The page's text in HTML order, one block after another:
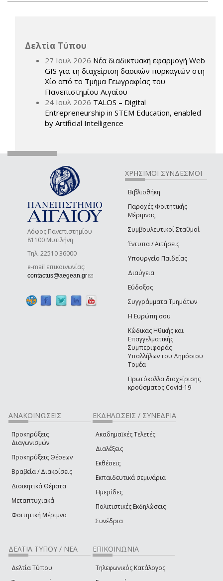
Δελτία Τύπου
27 Ιουλ 2026 Νέα διαδικτυακή εφαρμογή Web
GIS για τη διαχείριση δασικών πυρκαγιών στη
Χίο από το Τμήμα Γεωγραφίας του
Πανεπιστημίου Αιγαίου
24 Ιουλ 2026 TALOS – Digital
Entrepreneurship in STEM Education, enabled
by Artificial Intelligence
Λόφος Πανεπιστημίου
81100 Μυτιλήνη
Τηλ. 22510 36000
e-mail επικοινωνίας:
contactus@aegean.gr(link sends e-mail)
ΧΡΗΣΙΜΟΙ ΣΥΝΔΕΣΜΟΙ
Βιβλιοθήκη
Παροχές Φοιτητικής
Μέριμνας
Συμβουλευτικοί Σταθμοί
Έντυπα / Αιτήσεις
Υπουργείο Παιδείας
Διαύγεια
Εύδοξος
Συγγράμματα Τμημάτων
Η Ευρώπη σου
Κώδικας Ηθικής και
Επαγγελματικής
Συμπεριφοράς
Υπαλλήλων του Δημόσιου
Τομέα
Πρωτόκολλα διαχείρισης
κρούσματος Covid-19
ΑΝΑΚΟΙΝΩΣΕΙΣ
Προκηρύξεις
Διαγωνισμών
Προκηρύξεις Θέσεων
Βραβεία / Διακρίσεις
Διοικητικά Θέματα
Μεταπτυχιακά
Φοιτητική Μέριμνα
ΕΚΔΗΛΩΣΕΙΣ / ΣΥΝΕΔΡΙΑ
Ακαδημαϊκές Τελετές
Διαλέξεις
Εκθέσεις
Εκπαιδευτικά σεμινάρια
Ημερίδες
Πολιτιστικές Εκδηλώσεις
Συνέδρια
ΔΕΛΤΙΑ ΤΥΠΟΥ / ΝΕΑ
Δελτία Τύπου
ΕΠΙΚΟΙΝΩΝΙΑ
Τηλεφωνικός Κατάλογος